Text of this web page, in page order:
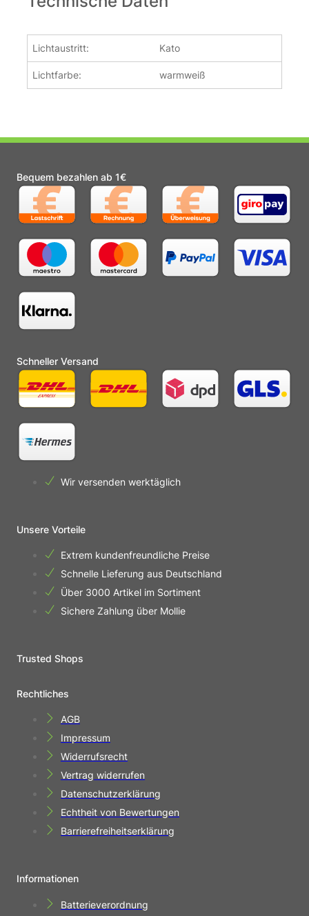
Lichtaustritt: Kato
Lichtfarbe: warmweiß
Bequem bezahlen ab 1€
Schneller Versand
Wir versenden werktäglich
Unsere Vorteile
Extrem kundenfreundliche Preise
Schnelle Lieferung aus Deutschland
Über 3000 Artikel im Sortiment
Sichere Zahlung über Mollie
Trusted Shops
Rechtliches
AGB
Impressum
Widerrufsrecht
Vertrag widerrufen
Datenschutzerklärung
Echtheit von Bewertungen
Barrierefreiheitserklärung
Informationen
Batterieverordnung